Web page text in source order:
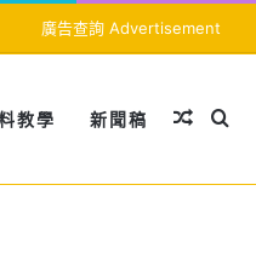
廣告查詢 Advertisement
教學 新聞稿 隨機文
搜